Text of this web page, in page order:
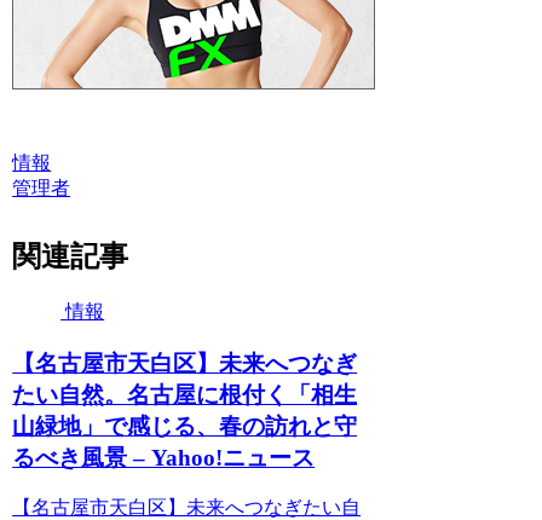
情報
管理者
関連記事
情報
【名古屋市天白区】未来へつなぎ
たい自然。名古屋に根付く「相生
山緑地」で感じる、春の訪れと守
るべき風景 – Yahoo!ニュース
【名古屋市天白区】未来へつなぎたい自